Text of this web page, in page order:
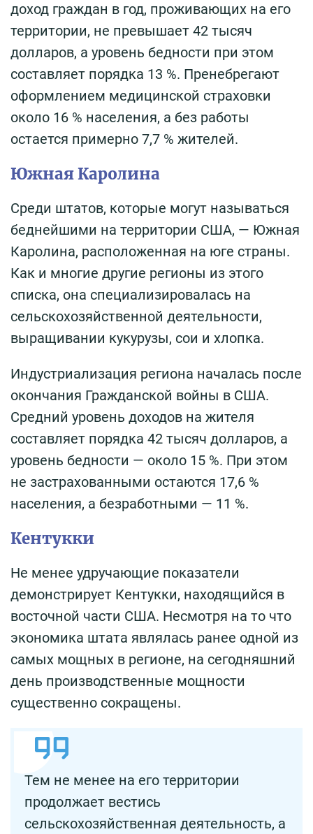
доход граждан в год, проживающих на его
территории, не превышает 42 тысяч
долларов, а уровень бедности при этом
составляет порядка 13 %. Пренебрегают
оформлением медицинской страховки
около 16 % населения, а без работы
остается примерно 7,7 % жителей.
Южная Каролина
Среди штатов, которые могут называться
беднейшими на территории США, — Южная
Каролина, расположенная на юге страны.
Как и многие другие регионы из этого
списка, она специализировалась на
сельскохозяйственной деятельности,
выращивании кукурузы, сои и хлопка.
Индустриализация региона началась после
окончания Гражданской войны в США.
Средний уровень доходов на жителя
составляет порядка 42 тысяч долларов, а
уровень бедности — около 15 %. При этом
не застрахованными остаются 17,6 %
населения, а безработными — 11 %.
Кентукки
Не менее удручающие показатели
демонстрирует Кентукки, находящийся в
восточной части США. Несмотря на то что
экономика штата являлась ранее одной из
самых мощных в регионе, на сегодняшний
день производственные мощности
существенно сокращены.
Тем не менее на его территории
продолжает вестись
сельскохозяйственная деятельность, а